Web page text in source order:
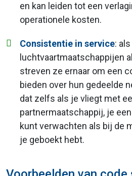
en kan leiden tot een
operationele kosten.
Consistentie in service: als
luchtvaartmaatschappijen
streven ze ernaar om een
bieden over hun gedeelde
dat zelfs als je vliegt met
partnermaatschappij, je
kunt verwachten als bij de
je geboekt hebt.